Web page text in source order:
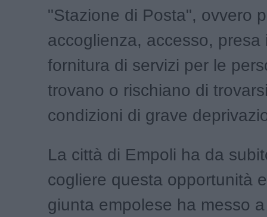
"Stazione di Posta", ovvero
accoglienza, accesso, presa
fornitura di servizi per le
trovano o rischiano di
condizioni di grave
La città di Empoli ha da
cogliere questa opportunità
giunta empolese ha messo